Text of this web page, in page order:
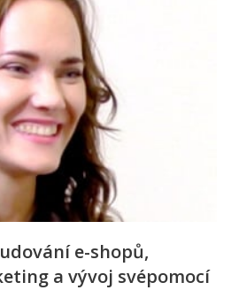
e-shopů,
a vývoj svépomocí